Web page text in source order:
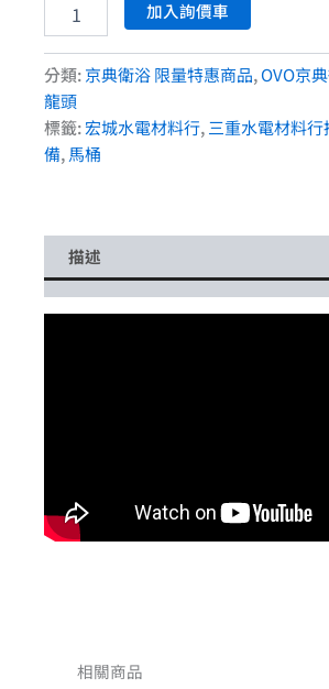
加入詢價車
分類:京典衛浴 限量特惠商品,OVO京
龍頭
標籤:宏城水電材料行,三重水電材料行
備,馬桶
描述
相關商品